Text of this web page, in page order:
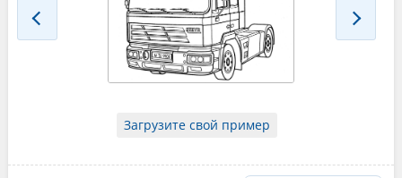
Загрузите свой пример